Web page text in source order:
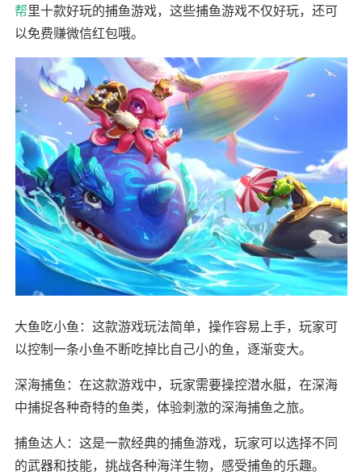
帮里十款好玩的捕鱼游戏，这些捕鱼游戏不仅好玩，还可
以免费赚微信红包哦。
大鱼吃小鱼：这款游戏玩法简单，操作容易上手，玩家可
以控制一条小鱼不断吃掉比自己小的鱼，逐渐变大。
深海捕鱼：在这款游戏中，玩家需要操控潜水艇，在深海
中捕捉各种奇特的鱼类，体验刺激的深海捕鱼之旅。
捕鱼达人：这是一款经典的捕鱼游戏，玩家可以选择不同
的武器和技能，挑战各种海洋生物，感受捕鱼的乐趣。